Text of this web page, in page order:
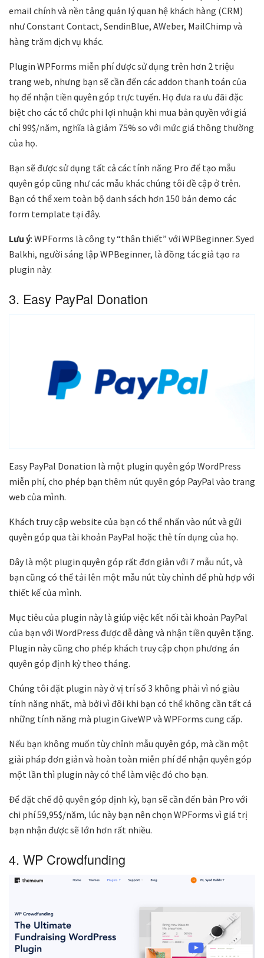
email chính và nền tảng quản lý quan hệ khách hàng (CRM)
như Constant Contact, SendinBlue, AWeber, MailChimp và
hàng trăm dịch vụ khác.
Plugin WPForms miễn phí được sử dụng trên hơn 2 triệu
trang web, nhưng bạn sẽ cần đến các addon thanh toán của
họ để nhận tiền quyên góp trực tuyến. Họ đưa ra ưu đãi đặc
biệt cho các tổ chức phi lợi nhuận khi mua bản quyền với giá
chỉ 99$/năm, nghĩa là giảm 75% so với mức giá thông thường
của họ.
Bạn sẽ được sử dụng tất cả các tính năng Pro để tạo mẫu
quyên góp cũng như các mẫu khác chúng tôi đề cập ở trên.
Bạn có thể xem toàn bộ danh sách hơn 150 bản demo các
form template tại đây.
Lưu ý: WPForms là công ty “thân thiết” với WPBeginner. Syed
Balkhi, người sáng lập WPBeginner, là đồng tác giả tạo ra
plugin này.
3. Easy PayPal Donation
Easy PayPal Donation là một plugin quyên góp WordPress
miễn phí, cho phép bạn thêm nút quyên góp PayPal vào trang
web của mình.
Khách truy cập website của bạn có thể nhấn vào nút và gửi
quyên góp qua tài khoản PayPal hoặc thẻ tín dụng của họ.
Đây là một plugin quyên góp rất đơn giản với 7 mẫu nút, và
bạn cũng có thể tải lên một mẫu nút tùy chỉnh để phù hợp với
thiết kế của mình.
Mục tiêu của plugin này là giúp việc kết nối tài khoản PayPal
của bạn với WordPress được dễ dàng và nhận tiền quyên tặng.
Plugin này cũng cho phép khách truy cập chọn phương án
quyên góp định kỳ theo tháng.
Chúng tôi đặt plugin này ở vị trí số 3 không phải vì nó giàu
tính năng nhất, mà bởi vì đôi khi bạn có thể không cần tất cả
những tính năng mà plugin GiveWP và WPForms cung cấp.
Nếu bạn không muốn tùy chỉnh mẫu quyên góp, mà cần một
giải pháp đơn giản và hoàn toàn miễn phí để nhận quyên góp
một lần thì plugin này có thể làm việc đó cho bạn.
Để đặt chế độ quyên góp định kỳ, bạn sẽ cần đến bản Pro với
chi phí 59,95$/năm, lúc này bạn nên chọn WPForms vì giá trị
bạn nhận được sẽ lớn hơn rất nhiều.
4. WP Crowdfunding